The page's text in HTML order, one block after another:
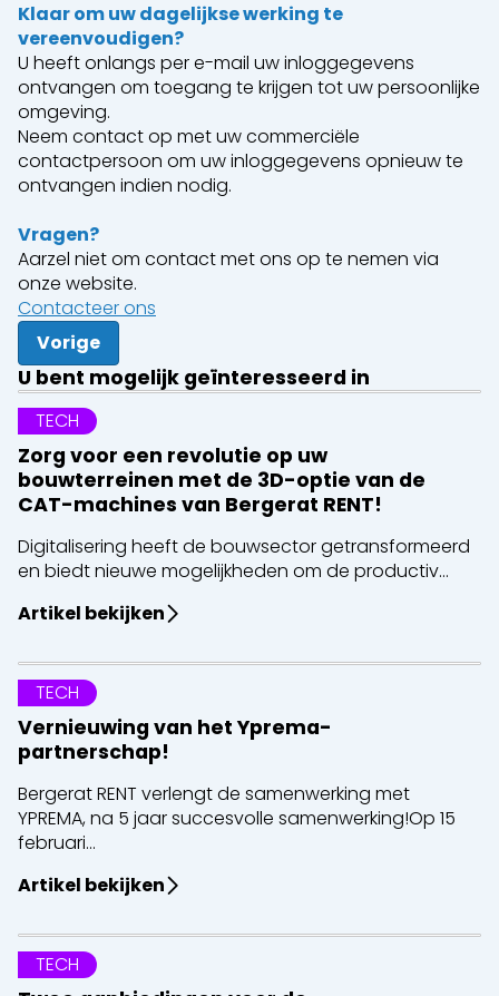
Klaar om uw dagelijkse werking te
vereenvoudigen?
U heeft onlangs per e-mail uw inloggegevens
ontvangen om toegang te krijgen tot uw persoonlijke
omgeving.
Neem contact op met uw commerciële
contactpersoon om uw inloggegevens opnieuw te
ontvangen indien nodig.
Vragen?
Aarzel niet om contact met ons op te nemen via
onze website.
Contacteer ons
Vorige
U bent mogelijk geïnteresseerd in
TECH
Zorg voor een revolutie op uw
bouwterreinen met de 3D-optie van de
CAT-machines van Bergerat RENT!
Digitalisering heeft de bouwsector getransformeerd
en biedt nieuwe mogelijkheden om de productiv...
Artikel bekijken
TECH
Vernieuwing van het Yprema-
partnerschap!
Bergerat RENT verlengt de samenwerking met
YPREMA, na 5 jaar succesvolle samenwerking!Op 15
februari...
Artikel bekijken
TECH